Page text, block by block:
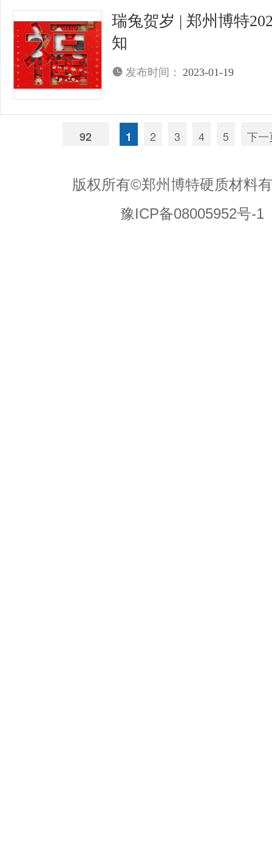
瑞兔贺岁 | 郑州博特
知
发布时间： 2023-01-19
92 1 2 3 4 5 下一
版权所有©郑州博特硬质材料
豫ICP备08005952号-1